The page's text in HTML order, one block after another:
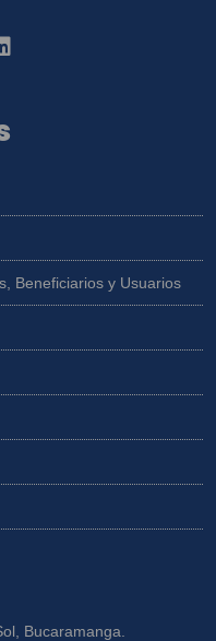
Beneficiarios y Usuarios
Bucaramanga.